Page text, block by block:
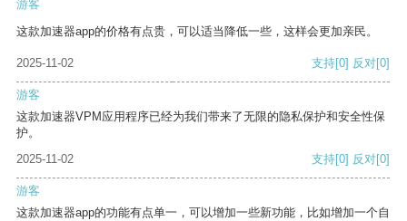
游客
这款加速器app的价格有点贵，可以适当降低一些，这样会更加亲民。
2025-11-02 支持[0] 反对[0]
游客
这款加速器VPM应用程序已经为我们带来了无限的隐私保护和安全性保
护。
2025-11-02
支持[0] 反对[0]
游客
这款加速器app的功能有点单一，可以增加一些新功能，比如增加一个自